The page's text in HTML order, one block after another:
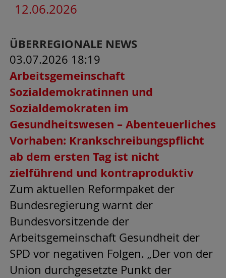
12.06.2026
ÜBERREGIONALE NEWS
03.07.2026 18:19
Arbeitsgemeinschaft
Sozialdemokratinnen und
Sozialdemokraten im
Gesundheitswesen – Abenteuerliches
Vorhaben: Krankschreibungspflicht
ab dem ersten Tag ist nicht
zielführend und kontraproduktiv
Zum aktuellen Reformpaket der
Bundesregierung warnt der
Bundesvorsitzende der
Arbeitsgemeinschaft Gesundheit der
SPD vor negativen Folgen. „Der von der
Union durchgesetzte Punkt der